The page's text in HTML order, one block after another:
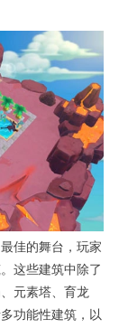
佳的舞台，玩家
这些建筑中除了
元素塔、育龙
功能性建筑，以